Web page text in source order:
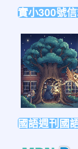
實小300號
國語週刊國